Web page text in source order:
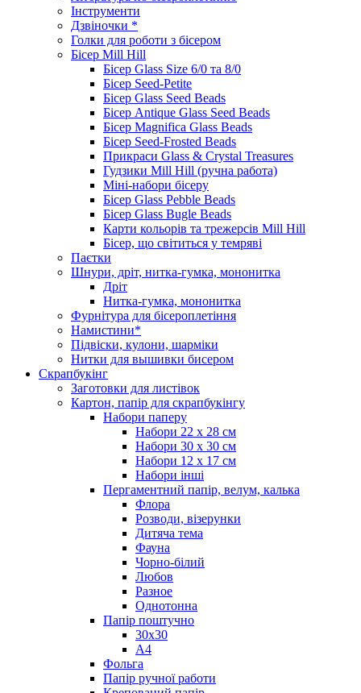
Інструменти
Дзвіночки *
Голки для роботи з бісером
Бісер Mill Hill
Бісер Glass Size 6/0 та 8/0
Бісер Seed-Petite
Бісер Glass Seed Beads
Бісер Antique Glass Seed Beads
Бісер Magnifica Glass Beads
Бісер Seed-Frosted Beads
Прикраси Glass & Crystal Treasures
Гудзики Mill Hill (ручна работа)
Міні-набори бісеру
Бісер Glass Pebble Beads
Бісер Glass Bugle Beads
Карти кольорів та трежерсів Mill Hill
Бісер, що світиться у темряві
Паєтки
Шнури, дріт, нитка-гумка, мононитка
Дріт
Нитка-гумка, мононитка
Фурнітура для бісероплетіння
Намистини*
Підвіски, кулони, шарміки
Нитки для вышивки бисером
Скрапбукінг
Заготовки для листівок
Картон, папір для скрапбукінгу
Набори паперу
Набори 22 х 28 см
Набори 30 х 30 см
Набори 12 х 17 см
Набори інші
Пергаментний папір, велум, калька
Флора
Розводи, візерунки
Дитяча тема
Фауна
Чорно-білий
Любов
Разное
Однотонна
Папір поштучно
30х30
А4
Фольга
Папір ручної работи